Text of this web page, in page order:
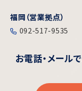
福岡（営業拠点）
092-517-9535
お電話・メールで